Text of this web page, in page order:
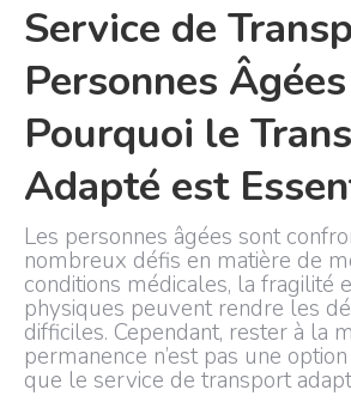
Service de
Personnes Âgées
Pourquoi le
Adapté est
Les personnes âgées sont
nombreux défis en matière de
conditions médicales, la fragilité
physiques peuvent rendre les
difficiles. Cependant, rester à la
permanence n’est pas une
que le service de transport